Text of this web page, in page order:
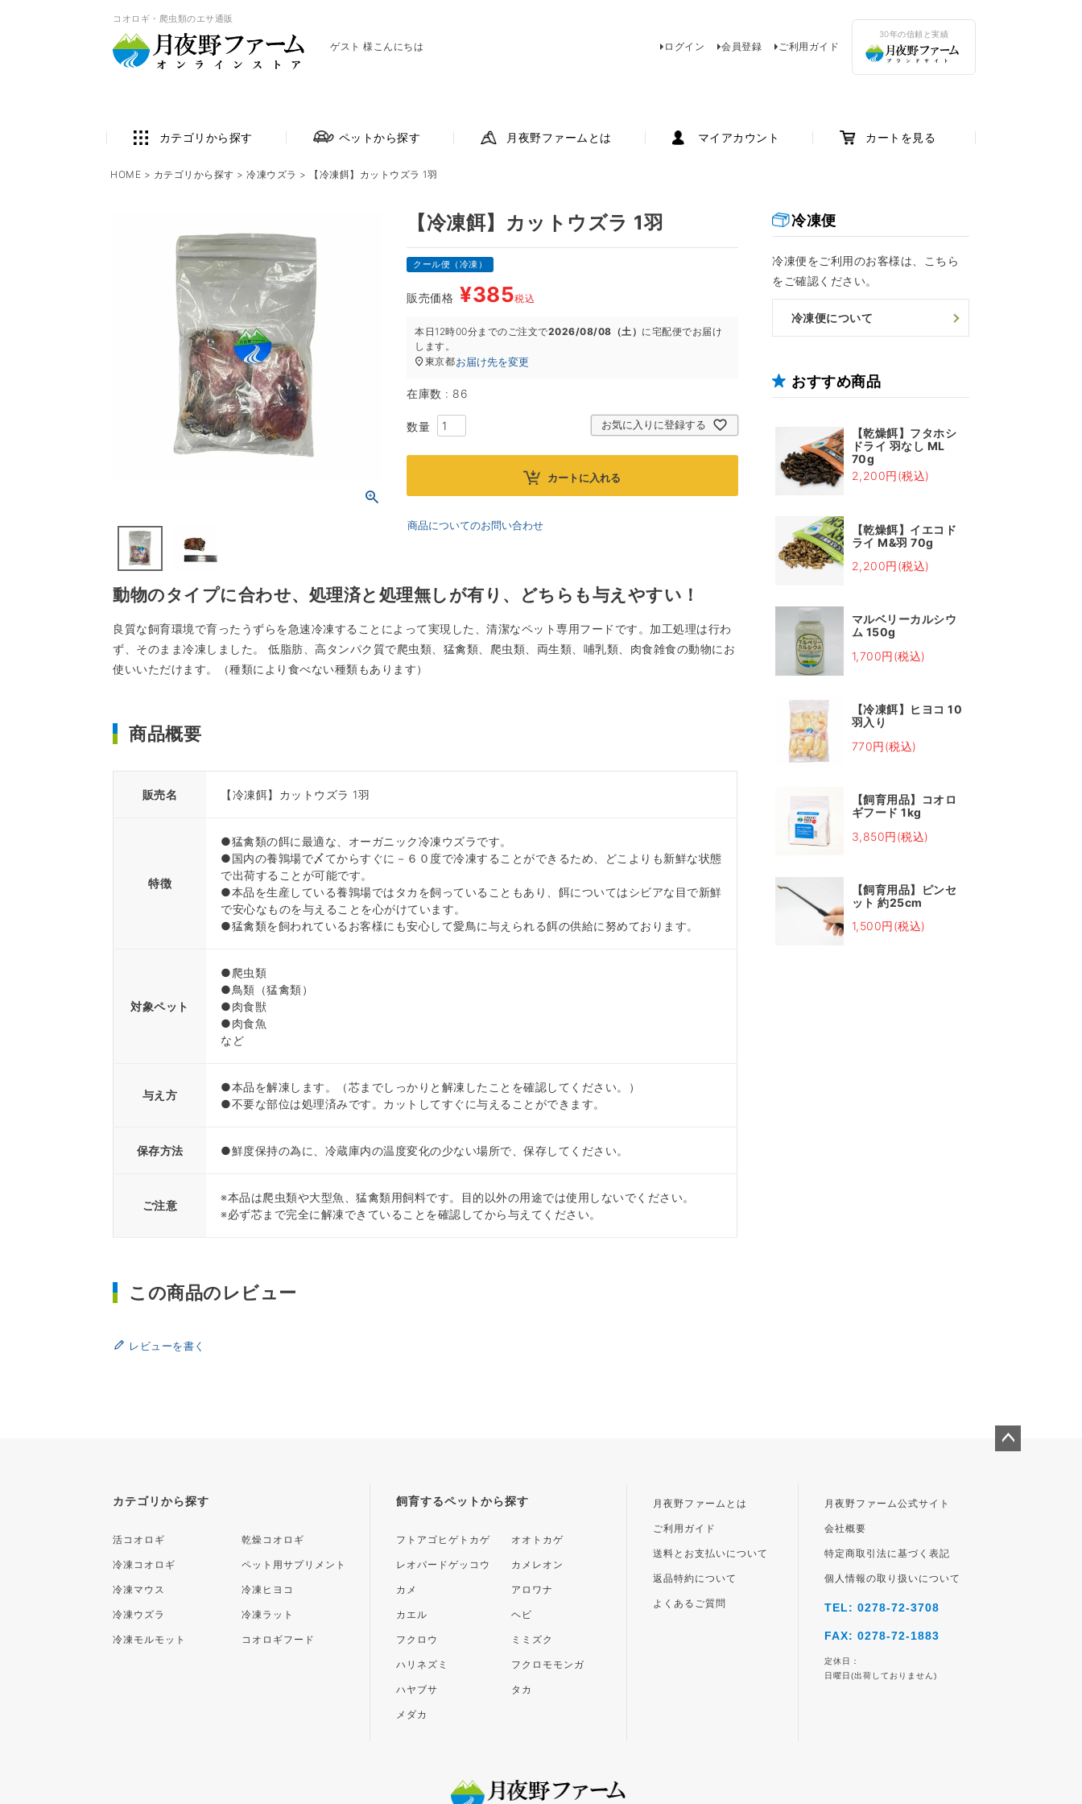
コオロギ・爬虫類のエサ通販
ゲスト 様こんにちは ログイン 会員登録 ご利用ガイド
30年の信頼と実績
カテゴリから探す ペットから探す 月夜野ファームとは マイアカウント カートを見る
HOME カテゴリから探す 冷凍ウズラ 【冷凍餌】カットウズラ 1羽
冷凍便
冷凍便をご利用のお客様は、こちら
をご確認ください。
冷凍便について
おすすめ商品
【乾燥餌】フタホシ
ドライ 羽なし ML
70g
2,200円(税込)
【乾燥餌】イエコド
ライ M&羽 70g
2,200円(税込)
マルベリーカルシウ
ム 150g
1,700円(税込)
【冷凍餌】ヒヨコ 10
羽入り
770円(税込)
【飼育用品】コオロ
ギフード 1kg
3,850円(税込)
【飼育用品】ピンセ
ット 約25cm
1,500円(税込)
【冷凍餌】カットウズラ 1羽
クール便（冷凍）
販売価格 ¥385税込
本日 12時00分までのご注文で2026/08/08（土） に宅配便でお届け
します。
東京都お届け先を変更
在庫数 86
お気に入りに登録する
カートに入れる
商品についてのお問い合わせ
動物のタイプに合わせ、処理済と処理無しが有り、どちらも与えやすい！
良質な飼育環境で育ったうずらを急速冷凍することによって実現した、清潔なペット専用フードです。加工処理は行わ
ず、そのまま冷凍しました。 低脂肪、高タンパク質で爬虫類、猛禽類、爬虫類、両生類、哺乳類、肉食雑食の動物にお
使いいただけます。（種類により食べない種類もあります）
商品概要
販売名 【冷凍餌】カットウズラ 1羽
特徴
●猛禽類の餌に最適な、オーガニック冷凍ウズラです。
●国内の養鶉場で〆てからすぐに－６０度で冷凍することができるため、どこよりも新鮮な状態
で出荷することが可能です。
●本品を生産している養鶉場ではタカを飼っていることもあり、餌についてはシビアな目で新鮮
で安心なものを与えることを心がけています。
●猛禽類を飼われているお客様にも安心して愛鳥に与えられる餌の供給に努めております。
対象ペット
●爬虫類
●鳥類（猛禽類）
●肉食獣
●肉食魚
など
与え方
●本品を解凍します。（芯までしっかりと解凍したことを確認してください。）
●不要な部位は処理済みです。カットしてすぐに与えることができます。
保存方法 ●鮮度保持の為に、冷蔵庫内の温度変化の少ない場所で、保存してください。
ご注意
※本品は爬虫類や大型魚、猛禽類用飼料です。目的以外の用途では使用しないでください。
※必ず芯まで完全に解凍できていることを確認してから与えてください。
この商品のレビュー
レビューを書く
カテゴリから探す
活コオロギ 乾燥コオロギ
冷凍コオロギ ペット用サプリメント
冷凍マウス 冷凍ヒヨコ
冷凍ウズラ 冷凍ラット
冷凍モルモット コオロギフード
飼育するペットから探す
フトアゴヒゲトカゲ オオトカゲ
レオパードゲッコウ カメレオン
カメ アロワナ
カエル ヘビ
フクロウ ミミズク
ハリネズミ フクロモモンガ
ハヤブサ タカ
メダカ
月夜野ファームとは
ご利用ガイド
送料とお支払いについて
返品特約について
よくあるご質問
月夜野ファーム公式サイト
会社概要
特定商取引法に基づく表記
個人情報の取り扱いについて
TEL: 0278-72-3708
FAX: 0278-72-1883
定休日：
日曜日(出荷しておりません)